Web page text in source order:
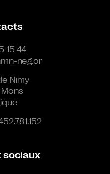
15 44
neg.or
Nimy
sociaux